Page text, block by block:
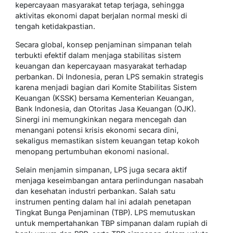
kepercayaan masyarakat tetap terjaga, sehingga
aktivitas ekonomi dapat berjalan normal meski di
tengah ketidakpastian.
Secara global, konsep penjaminan simpanan telah
terbukti efektif dalam menjaga stabilitas sistem
keuangan dan kepercayaan masyarakat terhadap
perbankan. Di Indonesia, peran LPS semakin strategis
karena menjadi bagian dari Komite Stabilitas Sistem
Keuangan (KSSK) bersama Kementerian Keuangan,
Bank Indonesia, dan Otoritas Jasa Keuangan (OJK).
Sinergi ini memungkinkan negara mencegah dan
menangani potensi krisis ekonomi secara dini,
sekaligus memastikan sistem keuangan tetap kokoh
menopang pertumbuhan ekonomi nasional.
Selain menjamin simpanan, LPS juga secara aktif
menjaga keseimbangan antara perlindungan nasabah
dan kesehatan industri perbankan. Salah satu
instrumen penting dalam hal ini adalah penetapan
Tingkat Bunga Penjaminan (TBP). LPS memutuskan
untuk mempertahankan TBP simpanan dalam rupiah di